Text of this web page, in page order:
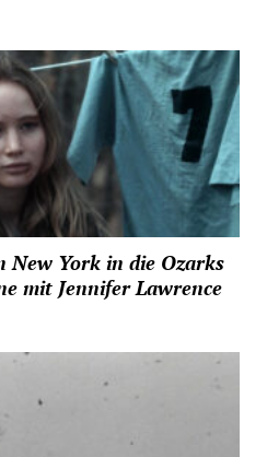
New York in die Ozarks
mit Jennifer Lawrence